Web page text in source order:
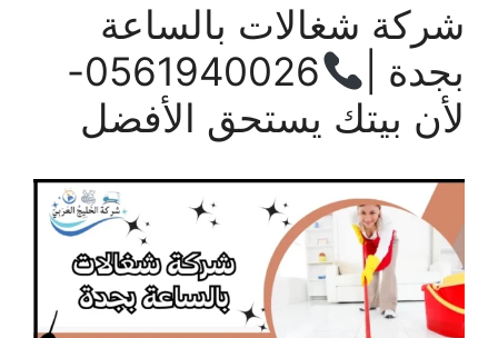
شركة شغالات بالساعة
بجدة |
0561940026-
لأن بيتك يستحق الأفضل